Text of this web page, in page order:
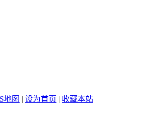
地图 | 设为首页 | 收藏本站